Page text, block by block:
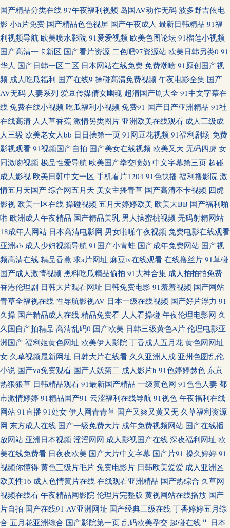
日韩成人动漫 亚洲97在线视频 91传媒免费看 精品久久欧洲 操人妻11234 久
国产精品区 欧美少妇第一页 少妇黑森林 亚洲东方AV 91黑丝高跟后入 avtt五
月香 国产av性爱网 久久av人体电影 欧美性爱网页 熟女午夜国产婷婷 亚洲日
美韩AV 91深夜网站色 变态另类区 国产AV后入久久 精品爱啪 人人艹逼 香蕉
视频www 91豆花吃瓜视频 草草福利电影 国产男女啪视频 久久只这里有精品
日本操逼福利在线 五月天大香蕉 在线狼友 www五月天色 国产精品第十页 久
久新址视 青青青草国产 网站黄色片 影音先锋丝袜诱惑 AV大香蕉 大香蕉福利
社区 黄色婷婷网站 青草午夜影院 天天操B视频 2026天天肏 97午夜剧场 第一
福利av 精东成人网 欧美成人六 日韩人妻无码同性 亚洲三极 91入在线观看 成
人在线69 黄色无码91精东 欧美激情论坛 婷婷五月天色网 91岛国大片 www簧
片网站 国产草草久久 玖玖热精品6 日本浮力影院 尤物影视 99福利电影 传媒
二区传媒 黑丝逼白浆 免费日七视频 日韩综合色 伊人福利影院 97不卡视频 大
香蕉网伊 狠狠撸88 A片网页 欧美淫色网站 午夜影院嗯啊嗯啊 91最新福利视
色网 深夜天堂导航 91嫩草国产精品 超碰人人肏 黄色午夜理论 欧美涩涩导航
天天综合色图 91麻豆萝莉熟女 成人美女免费黄色 激情亭亭五月天 人妖资源
网站 亚洲色情入口 97在线视频总站 国产TS直男 狼友性福 日韩av网址大全 亚
洲社区电影 99操97 丰满av 久久青草 色色一本岛色 91免费在线视频 超碰在线
网98 极品美女在线观看 青青视频久久 午夜寻花在线观看 97搞在线 浮力草草
影院网址 老湿影院在线观看 五月花AAA 91亚洲网站 国产欧美另类激情 男人
国产精品分类在线 97午夜福利视频 岛国AV动作无码 波多野吉依电
影 小h片免费 国产精品色色视屏 国产午夜成人 最新日韩精品 91福
利视频导航 欧美喷水影院 91爱爱视频 欧美色图论坛 91榴莲小视频
国产高清一卡新区 国产看片资源 二色吧97资源站 欧美日韩另类0 91
华人 国产日韩一区二区 日本网站在线免费 免费潮喷 91原创国产视
频 成人吃瓜福利 国产在线9 操碰高清免费视频 午夜电影全集 国产
AV无码 人妻系列 爱豆传媒倩女幽魂 超清国产剧大全 91中文字幕在
线 免费在线小视频 吃瓜福利小视频 免费91 国产日产亚洲精品 91社
在线高清 人人草香蕉 激情另类图片 亚洲欧美在线观看 成人三级成
人三级 欧美老女人bb 日日操第一页 91网豆花视频 91福利剧场 免费
影视观看 91视频国产自拍 国产美女在线视频 欧美又大 无码四虎 女
同激吻视频 极品性爱导航 欧美国产拳交喷奶 中文字幕第三页 超碰
成人影视 欧美日韩中文一区 手机看片1204 91色快播 福利撸影院 激
情五月天国产 综合网五月天 美女主播青草 国产高清不卡视频 四虎
影视 欧美一区在线 操碰视频 五月天婷婷欧美 欧美大BB 国产福利啪
啪 欧洲成人午夜精品 国产精品美乳 男人操蜜桃视频 无码射精网站
18成年人网站 日本高清电影网 男女啪啪午夜视频 免费电影在线观看
亚洲ab 成人少妇视频导航 91国产小青蛙 国产成年免费网站 国产视
频高清在线 精品香蕉 求a片网址 麻豆tv在线观看 在线撸丝片 91草碰
国产成人激情视频 黑料吃瓜精品偷拍 91大神合集 成人拍拍拍免费
香港伦理剧 日韩大片观看网址 日韩免费电影 91羞羞视频 国产网站
青草全福视在线 性导航影视AV 日本一级在线视频 国产好片浮力 91
久操 国产精品成人在线 精品免费看 人人看操碰 午夜伦理电影网 久
久国自产拍精品 高清乱码0 国产欧美 日韩三级黄色A片 伦理电影亚
洲国产 福利姬黄色网址 欧美伊人影院 丁香成人五月花 黄色网网址
女 久草视频最新网址 日韩大片在线看 久久亚洲人成 亚州色图乱伦
小说 国产va免费观看 国产人妖第二 成人影片h 91色婷婷瑟色 东京
热狠狠草 日韩精品观看 91最新国产精品 一级黄色网 91色色人妻 都
市激情婷婷 91精品国产91 云涩福利在线导航 91视色 午夜福利在线
网站 91直播 91处女 伊人网青青草 国产又爽又黄又无 久草福利资源
网 东方成人在线 国产一级免费大片 成年免费视频网站 国产在线播
放网站 亚洲日本视频 淫淫网网 成人影视国产在线 深夜福利网址 欧
美在线免费看 日夜夜欧美 国产大片中文字幕 国产片91 操久婷婷 91
视频你懂得 黄色三级片毛片 免费电影片 日韩欧美爱爱 成人亚洲区
欧美性16 成人色情黄片在线 在线观看亚洲精品 国产热综合 久草网
视频在线看 午夜精品网影院 伦理片完整版 黄视网站在线播放 国产
片自拍 国产在线91 AV亚洲网址 国产经典三级在线 丁香婷婷五月综
合 五月花亚洲综合 国产影院第一页 乱码欧美孕交 超碰在线艹 日本